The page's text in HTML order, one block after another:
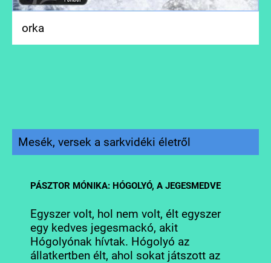
orka
Mesék, versek a sarkvidéki életről
PÁSZTOR MÓNIKA: HÓGOLYÓ, A JEGESMEDVE
Egyszer volt, hol nem volt, élt egyszer
egy kedves jegesmackó, akit
Hógolyónak hívtak. Hógolyó az
állatkertben élt, ahol sokat játszott az